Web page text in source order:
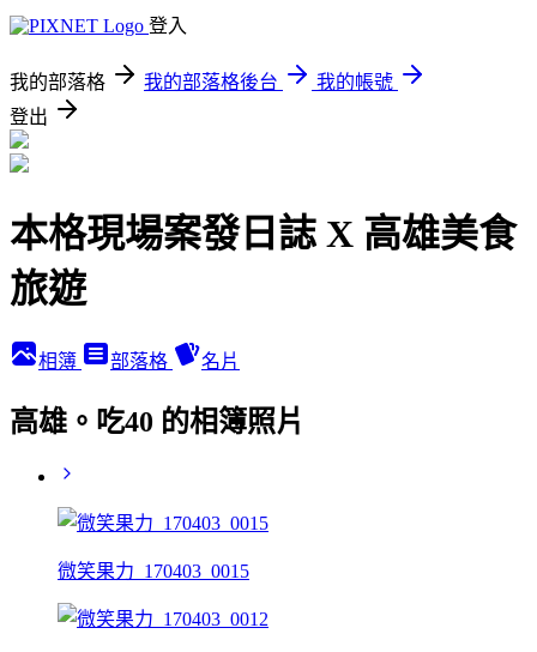
登入
我的部落格 我的部落格後台
我的帳號
登出
本格現場案發日誌 X 高雄美食
旅遊
相簿 部落格 名片
高雄。吃40 的相簿照片
微笑果力_170403_0015